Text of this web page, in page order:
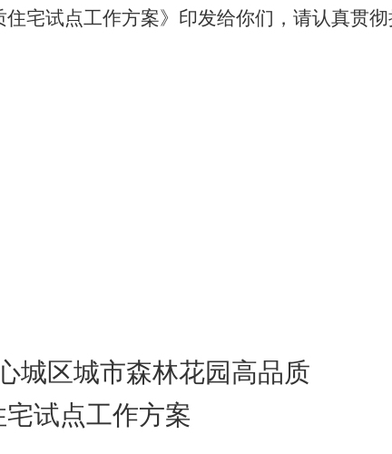
宅试点工作方案》印发给你们，请认真贯彻
城区城市森林花园高品质
宅试点工作方案